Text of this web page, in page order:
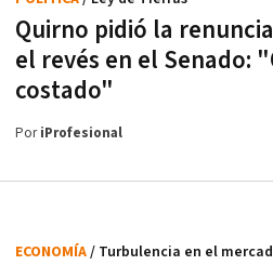
Quirno pidió la
el revés en el Senado:
costado"
PoriProfesional
ECONOMÍA/ Turbulencia en el